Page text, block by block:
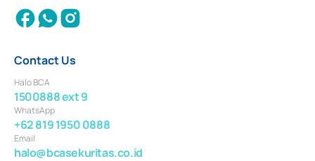
Contact Us
Halo BCA
1500888 ext 9
WhatsApp
+62 819 1950 0888
Email
halo@bcasekuritas.co.id